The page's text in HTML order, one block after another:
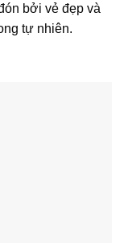
bởi vẻ đẹp và
tự nhiên.